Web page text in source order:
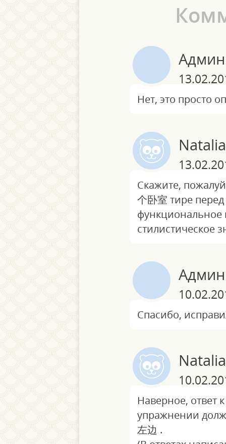
Нет, это просто
Natalia
Скажите,
个卧室 тире
функциональное
стилистическое
Спасибо,
Natalia
Наверное, ответ
упражнении
左边 .